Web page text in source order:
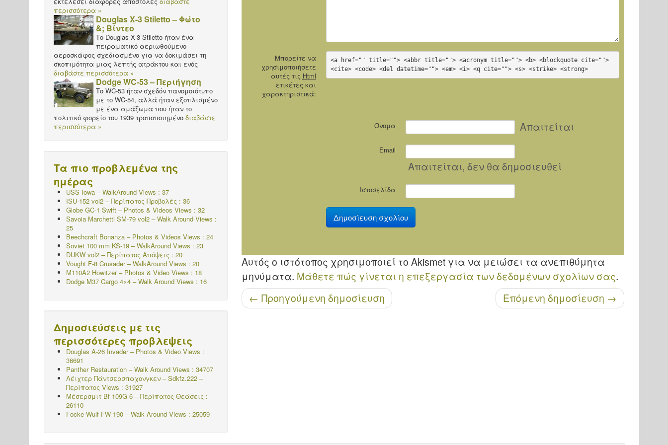
Μπορείτε να
χρησιμοποιήσετε
αυτές τις Html
ετικέτες και
χαρακτηριστικά:
<a href="" title=""> <abbr title=""> <acronym title=""> <b> <blockquote cite="">
<cite> <code> <del datetime=""> <em> <i> <q cite=""> <s> <strike> <strong>
Όνομα Απαιτείται
Email
Απαιτείται, δεν θα δημοσιευθεί
Ιστοσελίδα
Αυτός ο ιστότοπος χρησιμοποιεί το Akismet για να μειώσει τα ανεπιθύμητα
μηνύματα. Μάθετε πώς γίνεται η επεξεργασία των δεδομένων σχολίων σας.
Μετά την περιήγηση Επόμενη δημοσίευση →
← Προηγούμενη δημοσίευση
περισσότερα »
Douglas X-3 Stiletto – Φώτο
&; Βίντεο
Το Douglas X-3 Stiletto ήταν ένα
πειραματικό αεριωθούμενο
αεροσκάφος σχεδιασμένο για να δοκιμάσει τη
σκοπιμότητα μιας λεπτής ατράκτου και ενός
διαβάστε περισσότερα »
Dodge WC-53 – Περιήγηση
Το WC-53 ήταν σχεδόν πανομοιότυπο
με το WC-54, αλλά ήταν εξοπλισμένο
με ένα αμάξωμα που ήταν το
πολιτικό φορείο του 1939 τροποποιημένο διαβάστε
περισσότερα »
Τα πιο προβλεμένα της
ημέρας
USS Iowa – WalkAround Views : 37
ISU-152 vol2 – Περίπατος Προβολές : 36
Globe GC-1 Swift – Photos & Videos Views : 32
Savoia Marchetti SM-79 vol2 – Walk Around Views :
25
Beechcraft Bonanza – Photos & Videos Views : 24
Soviet 100 mm KS-19 – WalkAround Views : 23
DUKW vol2 – Περίπατος Απόψεις : 20
Vought F-8 Crusader – WalkAround Views : 20
M110A2 Howitzer – Photos & Video Views : 18
Dodge M37 Cargo 4×4 – Walk Around Views : 16
Δημοσιεύσεις με τις
περισσότερες προβλεψεις
Douglas A-26 Invader – Photos & Video Views :
36691
Panther Restauration – Walk Around Views : 34707
Λέιχτερ Πάντσερσπαχονγκεν – Sdkfz.222 –
Περίπατος Views : 31927
Μέσερσμιτ Bf 109G-6 – Περίπατος Θεάσεις :
26110
Focke-Wulf FW-190 – Walk Around Views : 25059